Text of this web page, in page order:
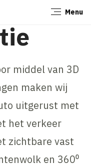
Menu
middel van 3D
maken wij
uitgerust met
het verkeer
zichtbare vast
en 360⁰
Sluiten